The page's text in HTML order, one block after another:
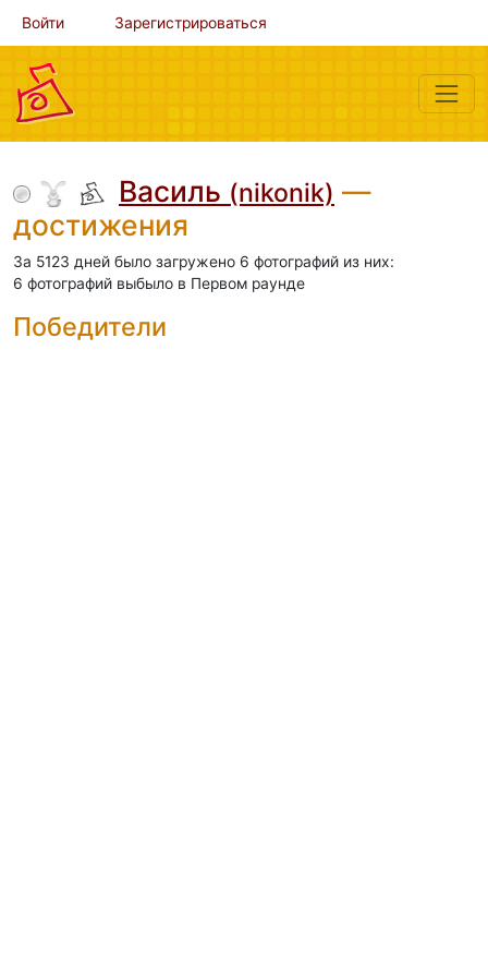
Войти Зарегистрироваться
Василь (nikonik) —
достижения
За 5123 дней было загружено 6 фотографий из них:
6 фотографий выбыло в Первом раунде
Победители